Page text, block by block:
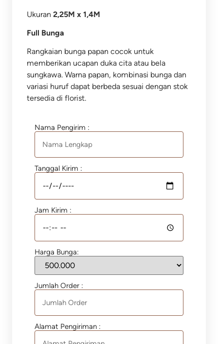
Ukuran 2,25M x 1,4M
Full Bunga
Rangkaian bunga papan cocok untuk
memberikan ucapan duka cita atau bela
sungkawa. Warna papan, kombinasi bunga dan
variasi huruf dapat berbeda sesuai dengan stok
tersedia di florist.
Nama Pengirim :
Tanggal Kirim :
Jam Kirim :
Harga Bunga:
Jumlah Order :
Alamat Pengiriman :